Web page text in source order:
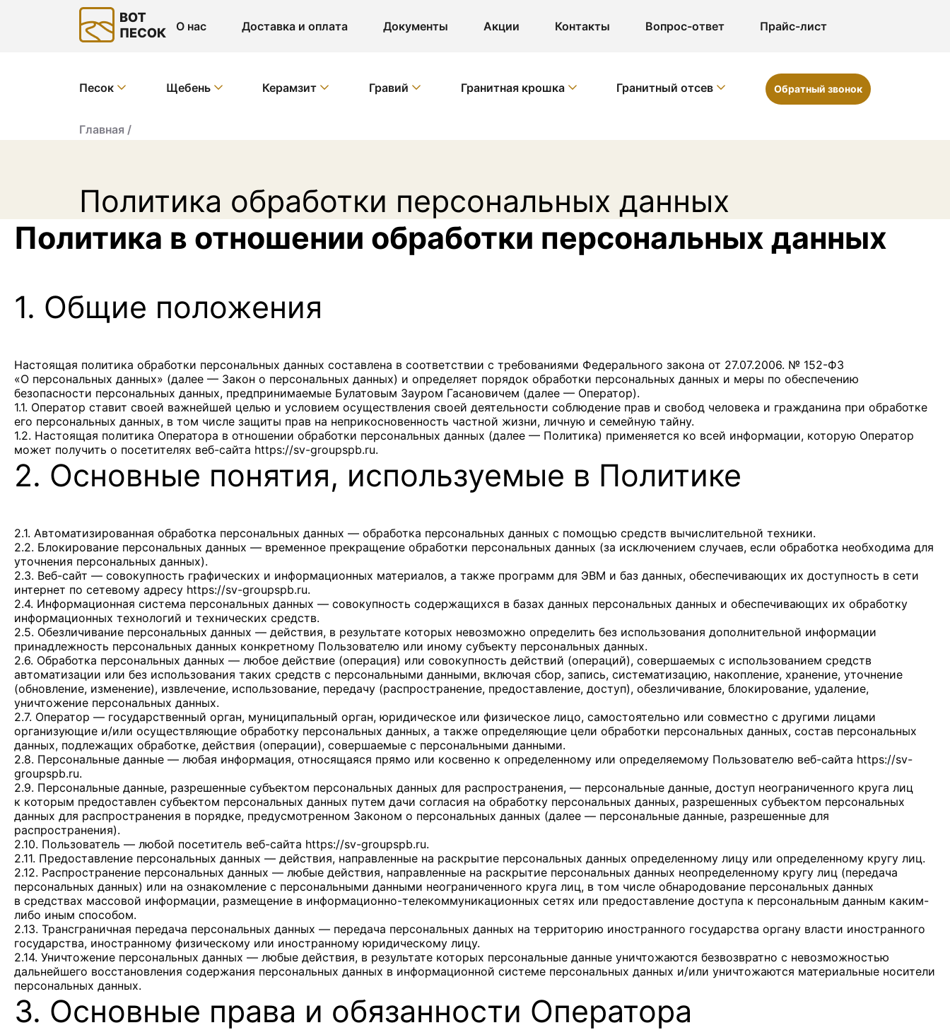
О нас Доставка и оплата Документы Акции Контакты Вопрос-ответ Прайс-лист
Песок Щебень Керамзит Гравий Гранитная крошка Гранитный отсев Обратный звонок
Главная /
Политика обработки персональных данных
Политика в отношении обработки персональных данных
1. Общие положения
Настоящая политика обработки персональных данных составлена в соответствии с требованиями Федерального закона от 27.07.2006. № 152-ФЗ
«О персональных данных» (далее — Закон о персональных данных) и определяет порядок обработки персональных данных и меры по обеспечению
безопасности персональных данных, предпринимаемые Булатовым Зауром Гасановичем (далее — Оператор).
1.1. Оператор ставит своей важнейшей целью и условием осуществления своей деятельности соблюдение прав и свобод человека и гражданина при обработке
его персональных данных, в том числе защиты прав на неприкосновенность частной жизни, личную и семейную тайну.
1.2. Настоящая политика Оператора в отношении обработки персональных данных (далее — Политика) применяется ко всей информации, которую Оператор
может получить о посетителях веб-сайта https://sv-groupspb.ru.
2. Основные понятия, используемые в Политике
2.1. Автоматизированная обработка персональных данных — обработка персональных данных с помощью средств вычислительной техники.
2.2. Блокирование персональных данных — временное прекращение обработки персональных данных (за исключением случаев, если обработка необходима для
уточнения персональных данных).
2.3. Веб-сайт — совокупность графических и информационных материалов, а также программ для ЭВМ и баз данных, обеспечивающих их доступность в сети
интернет по сетевому адресу https://sv-groupspb.ru.
2.4. Информационная система персональных данных — совокупность содержащихся в базах данных персональных данных и обеспечивающих их обработку
информационных технологий и технических средств.
2.5. Обезличивание персональных данных — действия, в результате которых невозможно определить без использования дополнительной информации
принадлежность персональных данных конкретному Пользователю или иному субъекту персональных данных.
2.6. Обработка персональных данных — любое действие (операция) или совокупность действий (операций), совершаемых с использованием средств
автоматизации или без использования таких средств с персональными данными, включая сбор, запись, систематизацию, накопление, хранение, уточнение
(обновление, изменение), извлечение, использование, передачу (распространение, предоставление, доступ), обезличивание, блокирование, удаление,
уничтожение персональных данных.
2.7. Оператор — государственный орган, муниципальный орган, юридическое или физическое лицо, самостоятельно или совместно с другими лицами
организующие и/или осуществляющие обработку персональных данных, а также определяющие цели обработки персональных данных, состав персональных
данных, подлежащих обработке, действия (операции), совершаемые с персональными данными.
2.8. Персональные данные — любая информация, относящаяся прямо или косвенно к определенному или определяемому Пользователю веб-сайта https://sv-
groupspb.ru.
2.9. Персональные данные, разрешенные субъектом персональных данных для распространения, — персональные данные, доступ неограниченного круга лиц
к которым предоставлен субъектом персональных данных путем дачи согласия на обработку персональных данных, разрешенных субъектом персональных
данных для распространения в порядке, предусмотренном Законом о персональных данных (далее — персональные данные, разрешенные для
распространения).
2.10. Пользователь — любой посетитель веб-сайта https://sv-groupspb.ru.
2.11. Предоставление персональных данных — действия, направленные на раскрытие персональных данных определенному лицу или определенному кругу лиц.
2.12. Распространение персональных данных — любые действия, направленные на раскрытие персональных данных неопределенному кругу лиц (передача
персональных данных) или на ознакомление с персональными данными неограниченного круга лиц, в том числе обнародование персональных данных
в средствах массовой информации, размещение в информационно-телекоммуникационных сетях или предоставление доступа к персональным данным каким-
либо иным способом.
2.13. Трансграничная передача персональных данных — передача персональных данных на территорию иностранного государства органу власти иностранного
государства, иностранному физическому или иностранному юридическому лицу.
2.14. Уничтожение персональных данных — любые действия, в результате которых персональные данные уничтожаются безвозвратно с невозможностью
дальнейшего восстановления содержания персональных данных в информационной системе персональных данных и/или уничтожаются материальные носители
персональных данных.
3. Основные права и обязанности Оператора